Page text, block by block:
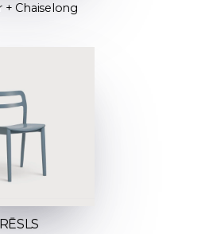
+ Chaiselong